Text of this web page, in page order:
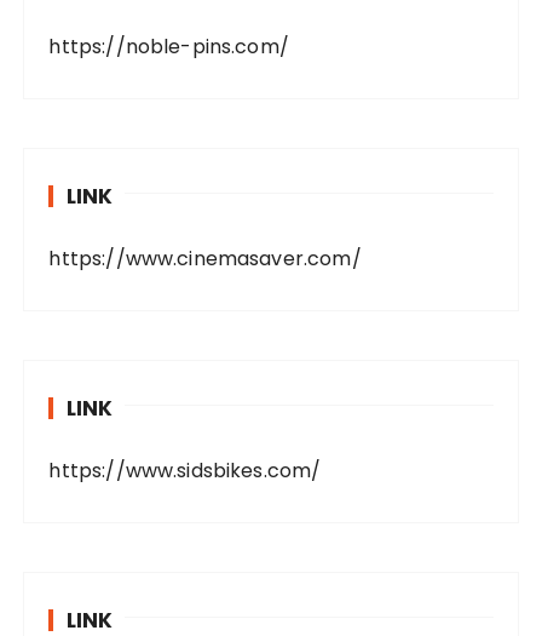
https://noble-pins.com/
LINK
https://www.cinemasaver.com/
LINK
https://www.sidsbikes.com/
LINK